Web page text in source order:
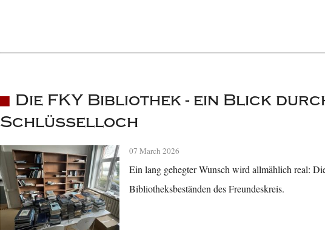
Die FKY Bibliothek - ein Blick
Schlüsselloch
07 March 2026
Ein lang gehegter Wunsch wird allmählich real:
Bibliotheksbeständen des Freundeskreis.